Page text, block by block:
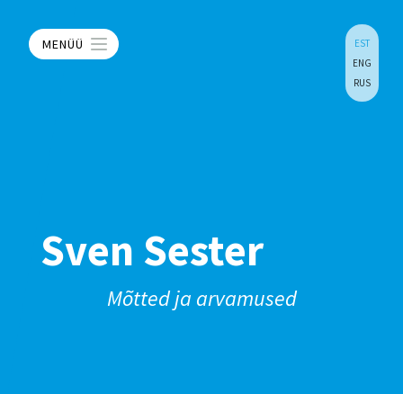
MENÜÜ
EST
ENG
RUS
Sven Sester
Mõtted ja arvamused